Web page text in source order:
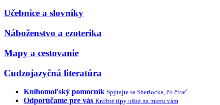
Učebnice a slovníky
Náboženstvo a ezoterika
Mapy a cestovanie
Cudzojazyčná literatúra
Knihomoľský pomocník Spýtajte sa Sherlocka, čo čítať
Odporúčame pre vás Knižné tipy ušité na mieru vám